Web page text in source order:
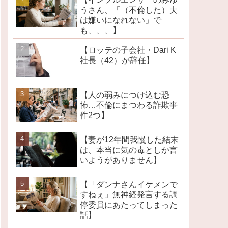
うさん、「（不倫した）夫
は嫌いになれない」で
も、、、】
【ロッテの子会社・Dari K
社長（42）が辞任】
【人の弱みにつけ込む恐
怖…不倫にまつわる詐欺事
件2つ】
【妻が12年間我慢した結末
は、本当に気の毒としか言
いようがありません】
【「ダンナさんイケメンで
すねぇ」無神経発言する調
停委員にあたってしまった
話】